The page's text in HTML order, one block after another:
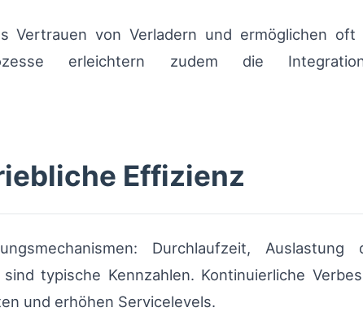
Vertrauen von Verladern und ermöglichen oft
erleichtern zudem die
Effizienz
Durchlaufzeit, Auslastung
typische Kennzahlen. Kontinuierliche
und erhöhen Servicelevels.